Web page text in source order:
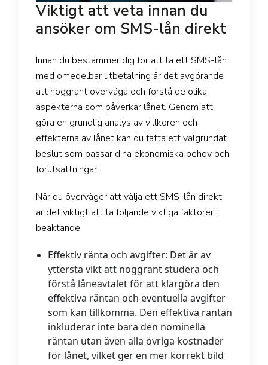
Viktigt att veta innan du
ansöker om SMS-lån direkt
Innan du bestämmer dig för att ta ett SMS-lån
med omedelbar utbetalning är det avgörande
att noggrant överväga och förstå de olika
aspekterna som påverkar lånet. Genom att
göra en grundlig analys av villkoren och
effekterna av lånet kan du fatta ett välgrundat
beslut som passar dina ekonomiska behov och
förutsättningar.
När du överväger att välja ett SMS-lån direkt,
är det viktigt att ta följande viktiga faktorer i
beaktande:
Effektiv ränta och avgifter: Det är av
yttersta vikt att noggrant studera och
förstå låneavtalet för att klargöra den
effektiva räntan och eventuella avgifter
som kan tillkomma. Den effektiva räntan
inkluderar inte bara den nominella
räntan utan även alla övriga kostnader
för lånet, vilket ger en mer korrekt bild